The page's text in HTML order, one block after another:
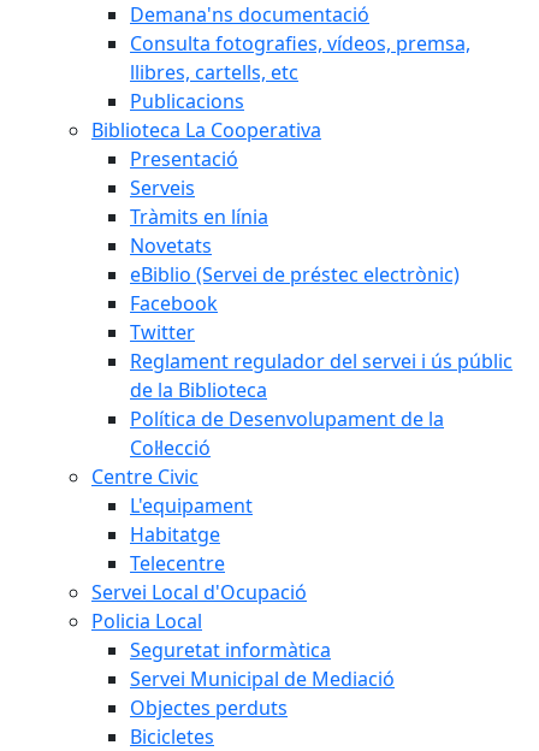
Demana'ns documentació
Consulta fotografies, vídeos, premsa,
llibres, cartells, etc
Publicacions
Biblioteca La Cooperativa
Presentació
Serveis
Tràmits en línia
Novetats
eBiblio (Servei de préstec electrònic)
Facebook
Twitter
Reglament regulador del servei i ús públic
de la Biblioteca
Política de Desenvolupament de la
Col·lecció
Centre Civic
L'equipament
Habitatge
Telecentre
Servei Local d'Ocupació
Policia Local
Seguretat informàtica
Servei Municipal de Mediació
Objectes perduts
Bicicletes